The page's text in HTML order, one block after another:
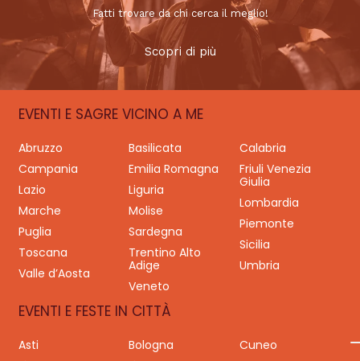
Fatti trovare da chi cerca il meglio!
Scopri di più
EVENTI E SAGRE VICINO A ME
Abruzzo Basilicata
Calabria
Campania
Emilia Romagna
Friuli Venezia
Giulia
Lazio
Liguria
Lombardia
Marche
Molise
Piemonte
Puglia
Sardegna
Sicilia
Toscana
Trentino Alto
Adige
Umbria
Valle d’Aosta
Veneto
EVENTI E FESTE IN CITTÀ
Asti Bologna
Cuneo